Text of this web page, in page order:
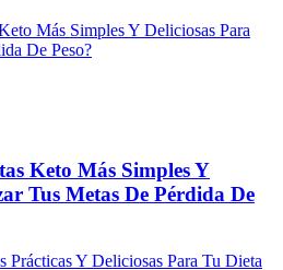
Keto Más Simples Y
Tus Metas De Pérdida De